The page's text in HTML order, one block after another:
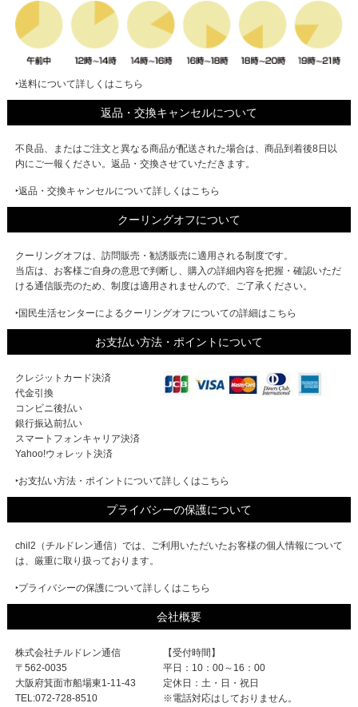
‣送料について詳しくはこちら
返品・交換キャンセルについて
不良品、またはご注文と異なる商品が配送された場合は、商品到着後8日以
内にご一報ください。返品・交換させていただきます。
‣返品・交換キャンセルについて詳しくはこちら
クーリングオフについて
クーリングオフは、訪問販売・勧誘販売に適用される制度です。
当店は、お客様ご自身の意思で判断し、購入の詳細内容を把握・確認いただ
ける通信販売のため、制度は適用されませんので、ご了承ください。
‣国民生活センターによるクーリングオフについての詳細はこちら
お支払い方法・ポイントについて
クレジットカード決済
代金引換
コンビニ後払い
銀行振込前払い
スマートフォンキャリア決済
Yahoo!ウォレット決済
‣お支払い方法・ポイントについて詳しくはこちら
プライバシーの保護について
chil2（チルドレン通信）では、ご利用いただいたお客様の個人情報について
は、厳重に取り扱っております。
‣プライバシーの保護について詳しくはこちら
会社概要
株式会社チルドレン通信
〒562-0035
大阪府箕面市船場東1-11-43
TEL:072-728-8510
【受付時間】
平日：10：00～16：00
定休日：土・日・祝日
※電話対応はしておりません。